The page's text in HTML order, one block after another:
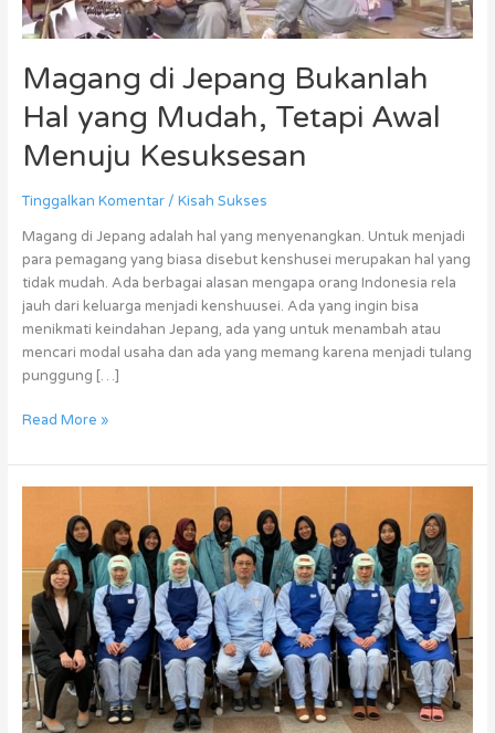
Magang di Jepang Bukanlah
Hal yang Mudah, Tetapi Awal
Menuju Kesuksesan
Tinggalkan Komentar / Kisah Sukses
Magang di Jepang adalah hal yang menyenangkan. Untuk menjadi
para pemagang yang biasa disebut kenshusei merupakan hal yang
tidak mudah. Ada berbagai alasan mengapa orang Indonesia rela
jauh dari keluarga menjadi kenshuusei. Ada yang ingin bisa
menikmati keindahan Jepang, ada yang untuk menambah atau
mencari modal usaha dan ada yang memang karena menjadi tulang
punggung […]
Menuju
Kesuksesan
Read More »
Didapatkan
Oleh
Peserta
Magang
Jepang